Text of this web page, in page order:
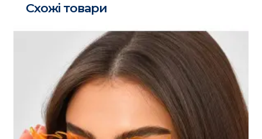
Схожі товари